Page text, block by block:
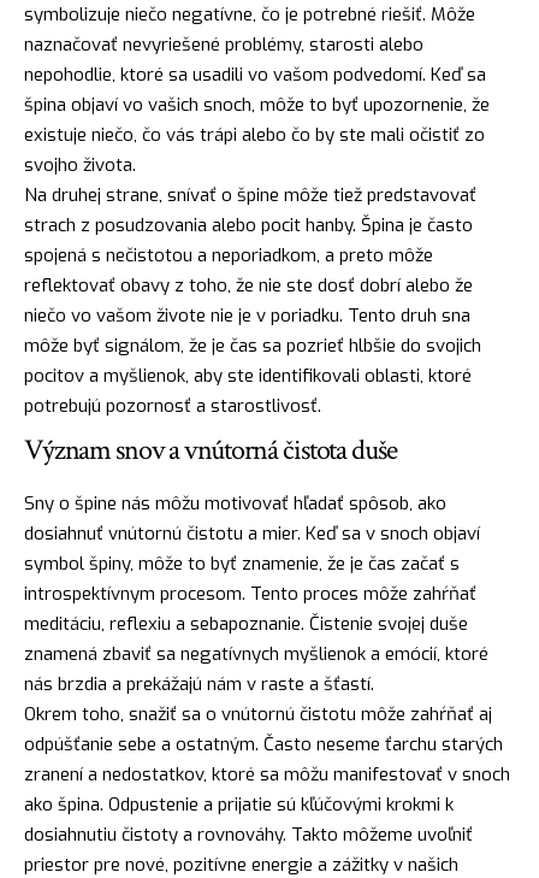
symbolizuje niečo negatívne, čo je potrebné riešiť. Môže
naznačovať nevyriešené problémy, starosti alebo
nepohodlie, ktoré sa usadili vo vašom podvedomí. Keď sa
špina objaví vo vašich snoch, môže to byť upozornenie, že
existuje niečo, čo vás trápi alebo čo by ste mali očistiť zo
svojho života.
Na druhej strane, snívať o špine môže tiež predstavovať
strach z posudzovania alebo pocit hanby. Špina je často
spojená s nečistotou a neporiadkom, a preto môže
reflektovať obavy z toho, že nie ste dosť dobrí alebo že
niečo vo vašom živote nie je v poriadku. Tento druh sna
môže byť signálom, že je čas sa pozrieť hlbšie do svojich
pocitov a myšlienok, aby ste identifikovali oblasti, ktoré
potrebujú pozornosť a starostlivosť.
Význam snov a vnútorná čistota duše
Sny o špine nás môžu motivovať hľadať spôsob, ako
dosiahnuť vnútornú čistotu a mier. Keď sa v snoch objaví
symbol špiny, môže to byť znamenie, že je čas začať s
introspektívnym procesom. Tento proces môže zahŕňať
meditáciu, reflexiu a sebapoznanie. Čistenie svojej duše
znamená zbaviť sa negatívnych myšlienok a emócií, ktoré
nás brzdia a prekážajú nám v raste a šťastí.
Okrem toho, snažiť sa o vnútornú čistotu môže zahŕňať aj
odpúšťanie sebe a ostatným. Často neseme ťarchu starých
zranení a nedostatkov, ktoré sa môžu manifestovať v snoch
ako špina. Odpustenie a prijatie sú kľúčovými krokmi k
dosiahnutiu čistoty a rovnováhy. Takto môžeme uvoľniť
priestor pre nové, pozitívne energie a zážitky v našich